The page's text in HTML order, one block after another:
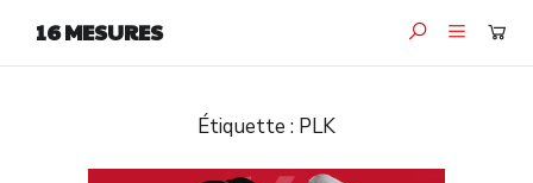
16 MESURES
Étiquette : PLK